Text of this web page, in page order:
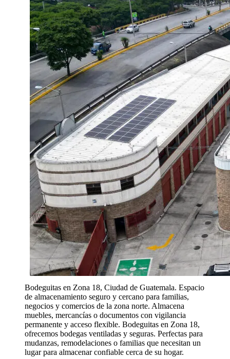
Bodeguitas en Zona 18, Ciudad de Guatemala. Espacio
de almacenamiento seguro y cercano para familias,
negocios y comercios de la zona norte. Almacena
muebles, mercancías o documentos con vigilancia
permanente y acceso flexible. Bodeguitas en Zona 18,
ofrecemos bodegas ventiladas y seguras. Perfectas para
mudanzas, remodelaciones o familias que necesitan un
lugar para almacenar confiable cerca de su hogar.